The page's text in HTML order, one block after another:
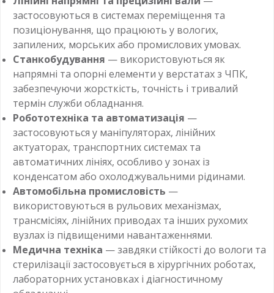
застосовуються в системах переміщення та
позиціонування, що працюють у вологих,
запилених, морських або промислових умовах.
Станкобудування — використовуються як
напрямні та опорні елементи у верстатах з ЧПК,
забезпечуючи жорсткість, точність і тривалий
термін служби обладнання.
Робототехніка та автоматизація —
застосовуються у маніпуляторах, лінійних
актуаторах, транспортних системах та
автоматичних лініях, особливо у зонах із
конденсатом або охолоджувальними рідинами.
Автомобільна промисловість —
використовуються в рульових механізмах,
трансмісіях, лінійних приводах та інших рухомих
вузлах із підвищеними навантаженнями.
Медична техніка — завдяки стійкості до вологи та
стерилізації застосовується в хірургічних роботах,
лабораторних установках і діагностичному